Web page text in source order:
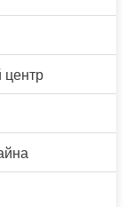
центр